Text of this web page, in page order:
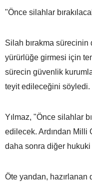
"Önce silahlar
Silah bırakma
yürürlüğe girmesi için
sürecin güvenlik
teyit edileceğini söyledi.
Yılmaz, "Önce silahlar
edilecek. Ardından Milli
daha sonra diğer
Öte yandan,